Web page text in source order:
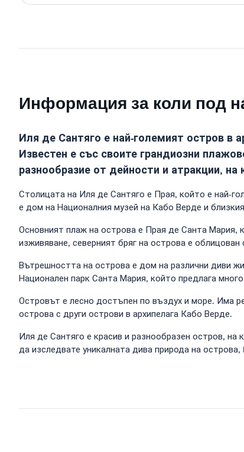
Информация за коли под
Иля де Сантяго е най-големият остров в
Известен е със своите грандиозни
разнообразие от дейности и атракции,
Столицата на Иля де Сантяго е Прая, който е най-
е дом на Националния музей на Кабо Верде и
Основният плаж на острова е Прая де Санта Мария,
изживяване, северният бряг на острова е облицован
Вътрешността на острова е дом на различни диви
Национален парк Санта Мария, който предлага
Островът е лесно достъпен по въздух и море. Има
острова с други острови в архипелага Кабо Верде.
Иля де Сантяго е красив и разнообразен остров,
да изследвате уникалната дива природа на